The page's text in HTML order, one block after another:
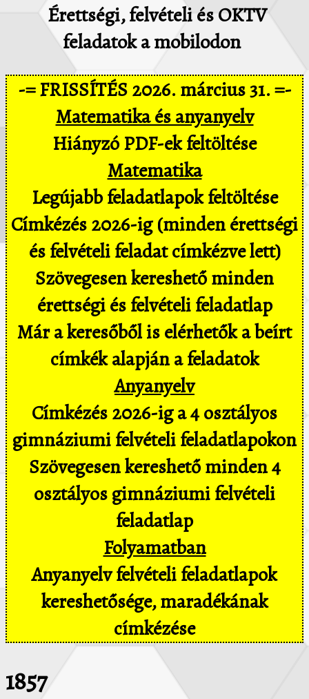
Érettségi, felvételi és OKTV
feladatok a mobilodon
-= FRISSÍTÉS 2026. március 31. =-
Matematika és anyanyelv
Hiányzó PDF-ek feltöltése
Matematika
Legújabb feladatlapok feltöltése
Címkézés 2026-ig (minden érettségi
és felvételi feladat címkézve lett)
Szövegesen kereshető minden
érettségi és felvételi feladatlap
Már a keresőből is elérhetők a beírt
címkék alapján a feladatok
Anyanyelv
Címkézés 2026-ig a 4 osztályos
gimnáziumi felvételi feladatlapokon
Szövegesen kereshető minden 4
osztályos gimnáziumi felvételi
feladatlap
Folyamatban
Anyanyelv felvételi feladatlapok
kereshetősége, maradékának
címkézése
1857